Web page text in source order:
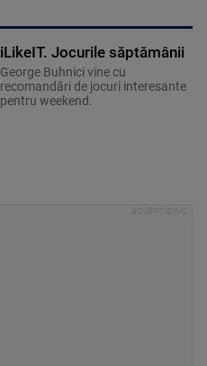
iLikeIT. Jocurile săptămânii
George Buhnici vine cu
recomandări de jocuri interesante
pentru weekend.